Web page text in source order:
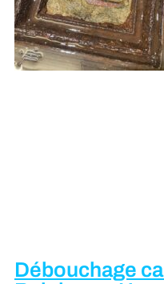
Débouchage